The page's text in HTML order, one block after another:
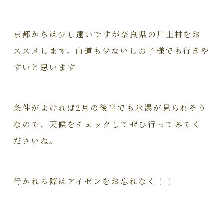
京都からは少し遠いですが奈良県の川上村をお
ススメします。山道も少ないしお子様でも行きや
すいと思います
条件がよければ2月の後半でも氷瀑が見られそう
なので、天候をチェックしてぜひ行ってみてく
ださいね。
行かれる際はアイゼンをお忘れなく！！